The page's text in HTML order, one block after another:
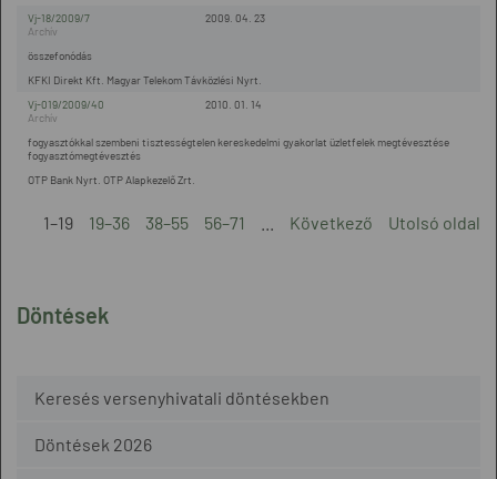
Döntések
Keresés versenyhivatali döntésekben
Döntések 2026
2009. 04. 23
Vj-18/2009/7
KFKI Direkt Kft. Magyar Telekom Távközlési Nyrt.
összefonódás
2010. 01. 14
Vj-019/2009/40
OTP Bank Nyrt. OTP Alapkezelő Zrt.
fogyasztókkal szembeni tisztességtelen kereskedelmi gyakorlat üzletfelek megtévesztése
fogyasztómegtévesztés
1–19 19–36 38–55 56–71 Következő Utolsó oldal